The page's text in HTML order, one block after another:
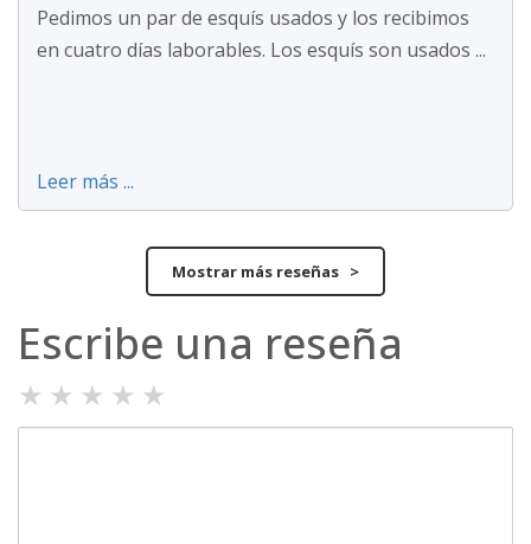
Pedimos un par de esquís usados y los recibimos
en cuatro días laborables. Los esquís son usados ...
Leer más ...
Mostrar más reseñas >
Escribe una reseña
★ ★ ★ ★ ★